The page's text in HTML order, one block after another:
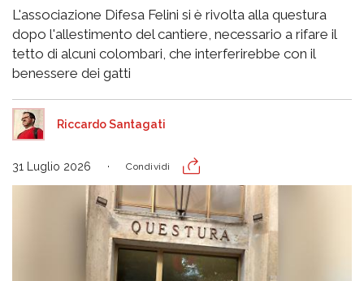
L'associazione Difesa Felini si è rivolta alla questura
dopo l'allestimento del cantiere, necessario a rifare il
tetto di alcuni colombari, che interferirebbe con il
benessere dei gatti
Riccardo Santagati
31 Luglio 2026 Condividi